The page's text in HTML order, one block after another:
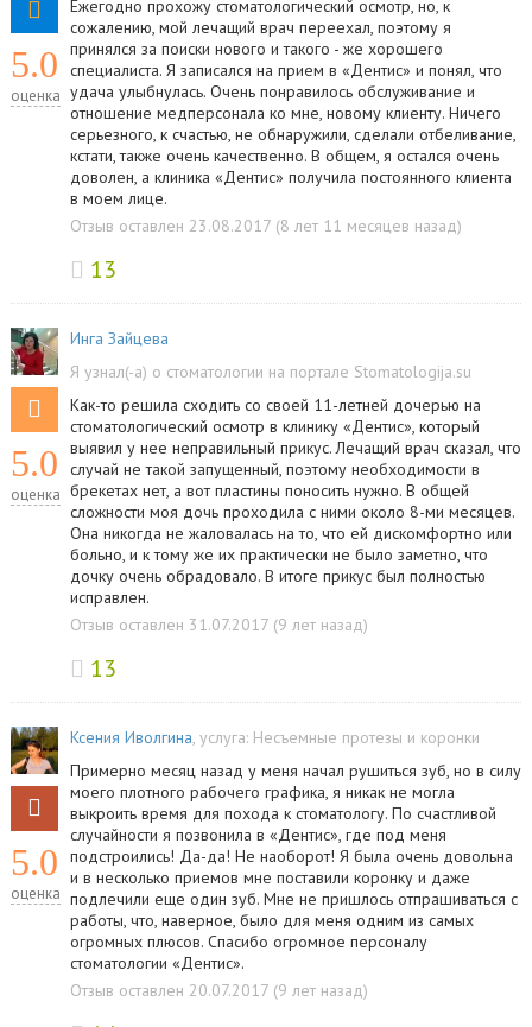
5.0
оценка
Ежегодно прохожу стоматологический осмотр, но, к
сожалению, мой лечащий врач переехал, поэтому я
принялся за поиски нового и такого - же хорошего
специалиста. Я записался на прием в «Дентис» и понял, что
удача улыбнулась. Очень понравилось обслуживание и
отношение медперсонала ко мне, новому клиенту. Ничего
серьезного, к счастью, не обнаружили, сделали отбеливание,
кстати, также очень качественно. В общем, я остался очень
доволен, а клиника «Дентис» получила постоянного клиента
в моем лице.
Отзыв оставлен 23.08.2017 (8 лет 11 месяцев назад)
13
5.0
оценка
Инга Зайцева
Я узнал(-а) о стоматологии на портале Stomatologija.su
Как-то решила сходить со своей 11-летней дочерью на
стоматологический осмотр в клинику «Дентис», который
выявил у нее неправильный прикус. Лечащий врач сказал, что
случай не такой запущенный, поэтому необходимости в
брекетах нет, а вот пластины поносить нужно. В общей
сложности моя дочь проходила с ними около 8-ми месяцев.
Она никогда не жаловалась на то, что ей дискомфортно или
больно, и к тому же их практически не было заметно, что
дочку очень обрадовало. В итоге прикус был полностью
исправлен.
Отзыв оставлен 31.07.2017 (9 лет назад)
13
5.0
оценка
Ксения Иволгина, услуга: Несъемные протезы и коронки
Примерно месяц назад у меня начал рушиться зуб, но в силу
моего плотного рабочего графика, я никак не могла
выкроить время для похода к стоматологу. По счастливой
случайности я позвонила в «Дентис», где под меня
подстроились! Да-да! Не наоборот! Я была очень довольна
и в несколько приемов мне поставили коронку и даже
подлечили еще один зуб. Мне не пришлось отпрашиваться с
работы, что, наверное, было для меня одним из самых
огромных плюсов. Спасибо огромное персоналу
стоматологии «Дентис».
Отзыв оставлен 20.07.2017 (9 лет назад)